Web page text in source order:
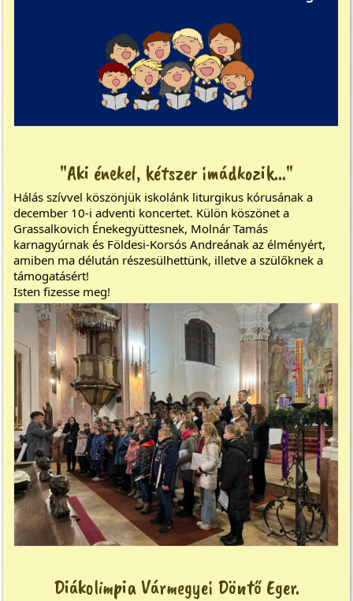
"Aki énekel, kétszer imádkozik..."
Hálás szívvel köszönjük iskolánk liturgikus kórusának a
december 10-i adventi koncertet. Külön köszönet a
Grassalkovich Énekegyüttesnek, Molnár Tamás
karnagyúrnak és Földesi-Korsós Andreának az élményért,
amiben ma délután részesülhettünk, illetve a szülőknek a
támogatásért!
Isten fizesse meg!
Diákolimpia Vármegyei Döntő Eger.